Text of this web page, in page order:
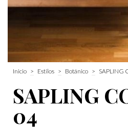
Inicio > Estilos > Botánico > SAPLING
SAPLING
04